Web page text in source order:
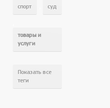
спорт суд
товары и
услуги
Показать все
теги